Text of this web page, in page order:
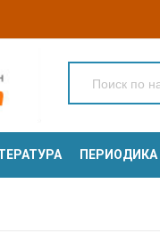
ПЕРИОДИКА